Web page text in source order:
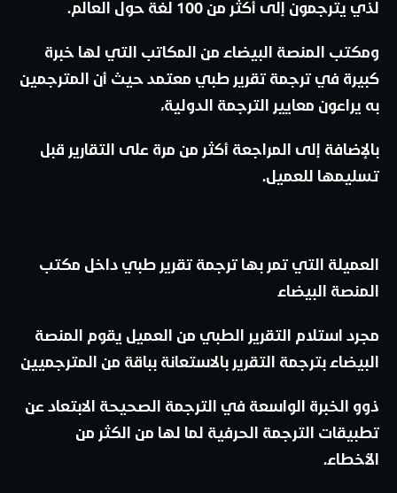
لذي يترجمون إلى أكثر من 100 لغة حول العالم.
ومكتب المنصة البيضاء من المكاتب التي لها خبرة
كبيرة في ترجمة تقرير طبي معتمد حيث أن المترجمين
به يراعون معايير الترجمة الدولية،
بالإضافة إلى المراجعة أكثر من مرة على التقارير قبل
تسليمها للعميل.
العميلة التي تمر بها ترجمة تقرير طبي داخل مكتب
المنصة البيضاء
مجرد استلام التقرير الطبي من العميل يقوم المنصة
البيضاء بترجمة التقرير بالاستعانة بباقة من المترجميين
ذوو الخبرة الواسعة في الترجمة الصحيحة الابتعاد عن
تطبيقات الترجمة الحرفية لما لها من الكثر من
الأخطاء.